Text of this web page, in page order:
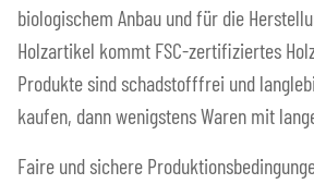
biologischem Anbau und für die
Holzartikel kommt FSC-zertifiziertes
Produkte sind schadstofffrei und
kaufen, dann wenigstens Waren mit
Faire und sichere